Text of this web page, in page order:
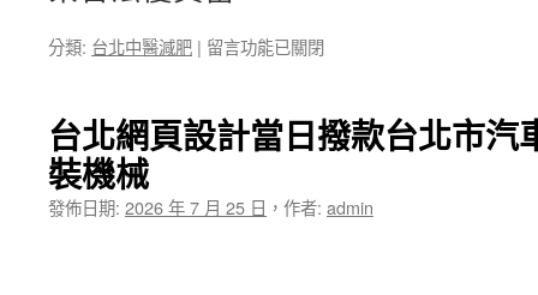
分類: 台北中醫減肥 | 在
當
鋪
非
留言功能已關閉
台北網頁設計當日撥款台北市
裝機械
發佈日期: 2026 年 7 月 25 日 ， 作者: admin